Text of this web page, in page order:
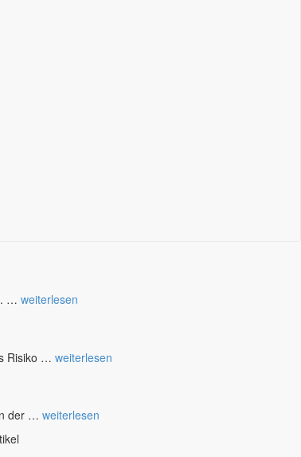
… weiterlesen
Risiko … weiterlesen
der … weiterlesen